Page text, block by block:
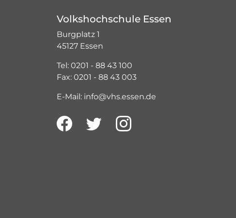
Volkshochschule Essen
Burgplatz 1
45127 Essen
Tel: 0201 - 88 43 100
Fax: 0201 - 88 43 003
E-Mail: info@vhs.essen.de